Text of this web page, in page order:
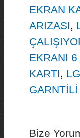
EKRAN
ARIZASI,
EKRANI 6
KARTI,
Bize